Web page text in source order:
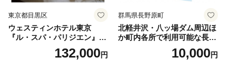
東京都目黒区
ウェスティンホテル東京
『ル・スパ・パリジエン』選
べるボディセラピー90分/1名
132,000円
群馬県長野原町
北軽井沢・八ッ場ダム周辺ほ
か町内各所で利用可能な長野
原町ふるさと感謝券（3,000
円分）【トラベル 観光 旅行
10,000円